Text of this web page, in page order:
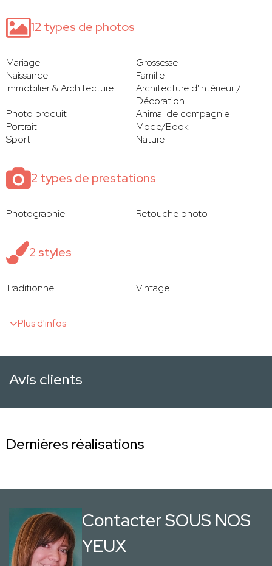
12 types de photos
Mariage
Grossesse
Naissance
Famille
Immobilier & Architecture
Architecture d'intérieur /
Décoration
Photo produit
Animal de compagnie
Portrait
Mode/Book
Sport
Nature
2 types de prestations
Photographie Retouche photo
2 styles
Traditionnel Vintage
Plus d'infos
Avis clients
Dernières réalisations
Contacter SOUS NOS
YEUX